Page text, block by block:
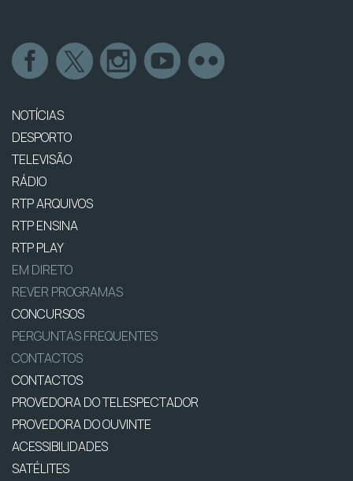
NOTÍCIAS
DESPORTO
TELEVISÃO
RÁDIO
RTP ARQUIVOS
RTP ENSINA
RTP PLAY
EM DIRETO
REVER PROGRAMAS
CONCURSOS
PERGUNTAS FREQUENTES
CONTACTOS
CONTACTOS
PROVEDORA DO TELESPECTADOR
PROVEDORA DO OUVINTE
ACESSIBILIDADES
SATÉLITES